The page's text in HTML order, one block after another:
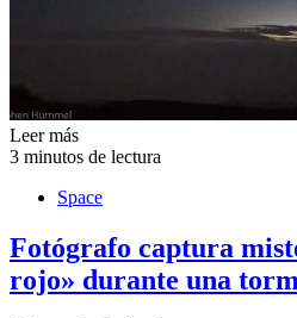
Leer más
3 minutos de lectura
Space
Fotógrafo captura
rojo» durante una